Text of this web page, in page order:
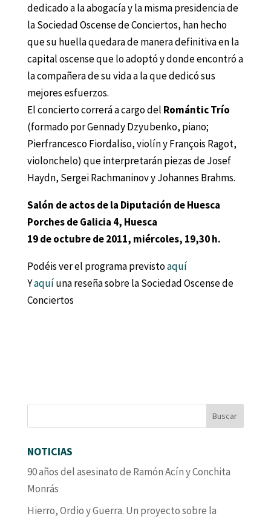
dedicado a la abogacía y la misma presidencia de
la Sociedad Oscense de Conciertos, han hecho
que su huella quedara de manera definitiva en la
capital oscense que lo adoptó y donde encontró a
la compañera de su vida a la que dedicó sus
mejores esfuerzos.
El concierto correrá a cargo del Romántic Trío
(formado por Gennady Dzyubenko, piano;
Pierfrancesco Fiordaliso, violín y François Ragot,
violonchelo) que interpretarán piezas de Josef
Haydn, Sergei Rachmaninov y Johannes Brahms.
Salón de actos de la Diputación de Huesca
Porches de Galicia 4, Huesca
19 de octubre de 2011, miércoles, 19,30 h.
Podéis ver el programa previstoaquí
Yaquíuna reseña sobre la Sociedad Oscense de
Conciertos
NOTICIAS
90 años del asesinato de Ramón Acín y Conchita
Monrás
Hierro, Ordio y Guerra. Un proyecto sobre la